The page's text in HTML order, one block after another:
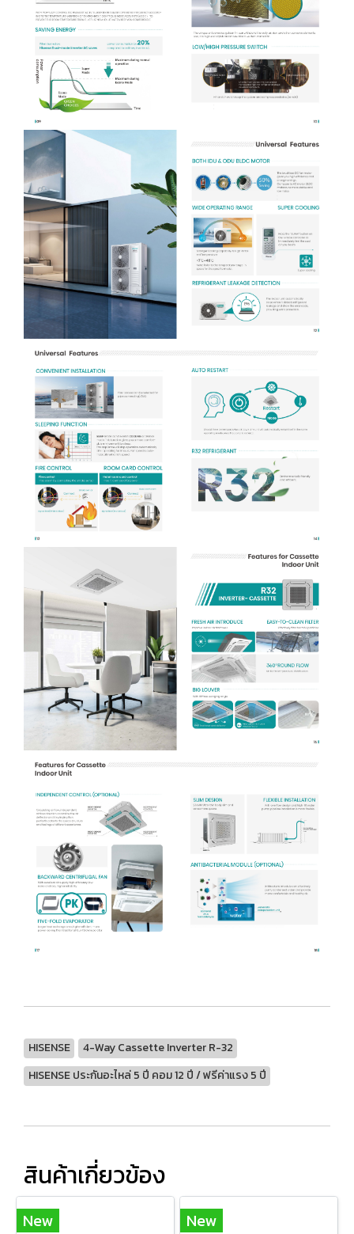
HISENSE
4-Way Cassette Inverter R-32
HISENSE ประกันอะไหล่ 5 ปี คอม 12 ปี / ฟรีค่าแรง 5 ปี
สินค้าเกี่ยวข้อง
New New